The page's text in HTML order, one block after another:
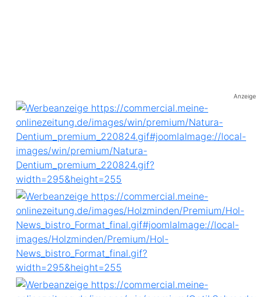
Anzeige